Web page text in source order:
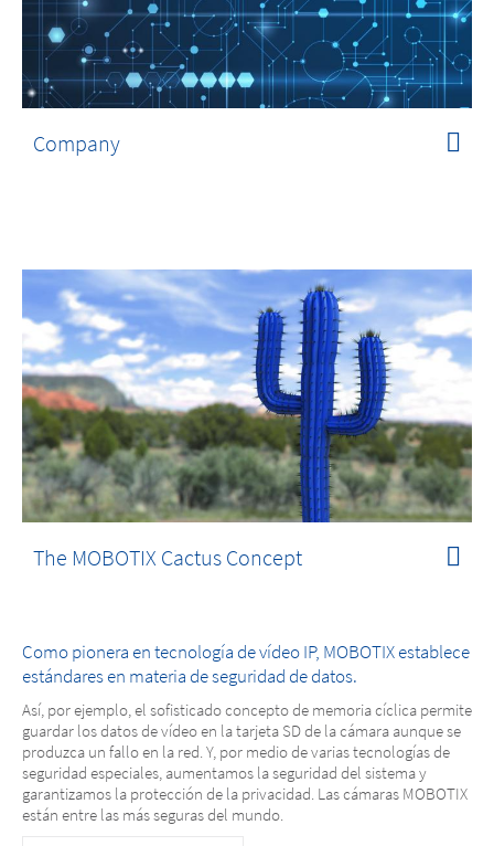
Company
The MOBOTIX Cactus Concept
Como pionera en tecnología de vídeo IP, MOBOTIX establece
estándares en materia de seguridad de datos.
Así, por ejemplo, el sofisticado concepto de memoria cíclica permite
guardar los datos de vídeo en la tarjeta SD de la cámara aunque se
produzca un fallo en la red. Y, por medio de varias tecnologías de
seguridad especiales, aumentamos la seguridad del sistema y
garantizamos la protección de la privacidad. Las cámaras MOBOTIX
están entre las más seguras del mundo.